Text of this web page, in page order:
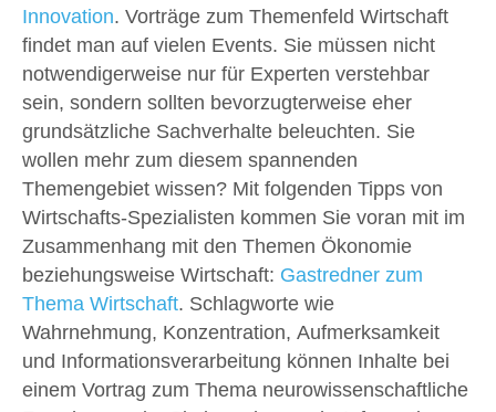
Innovation. Vorträge zum Themenfeld Wirtschaft
findet man auf vielen Events. Sie müssen nicht
notwendigerweise nur für Experten verstehbar
sein, sondern sollten bevorzugterweise eher
grundsätzliche Sachverhalte beleuchten. Sie
wollen mehr zum diesem spannenden
Themengebiet wissen? Mit folgenden Tipps von
Wirtschafts-Spezialisten kommen Sie voran mit im
Zusammenhang mit den Themen Ökonomie
beziehungsweise Wirtschaft: Gastredner zum
Thema Wirtschaft. Schlagworte wie
Wahrnehmung, Konzentration, Aufmerksamkeit
und Informationsverarbeitung können Inhalte bei
einem Vortrag zum Thema neurowissenschaftliche